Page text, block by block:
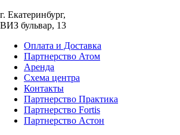
г. Екатеринбург,
ВИЗ бульвар, 13
Оплата и Доставка
Партнерство Атом
Аренда
Схема центра
Контакты
Партнерство Практика
Партнерство Fortis
Партнерство Астон